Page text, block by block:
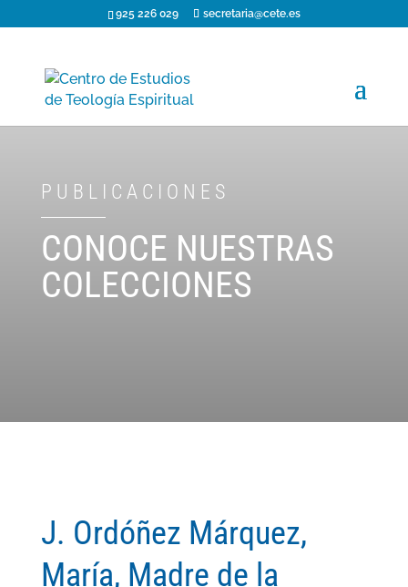
925 226 029 secretaria@cete.es
PUBLICACIONES
CONOCE NUESTRAS
COLECCIONES
J. Ordóñez Márquez,
María, Madre de la